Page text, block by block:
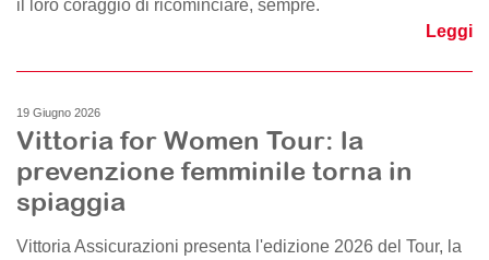
il loro coraggio di ricominciare, sempre.
Leggi
19 Giugno 2026
Vittoria for Women Tour: la
prevenzione femminile torna in
spiaggia
Vittoria Assicurazioni presenta l'edizione 2026 del Tour, la